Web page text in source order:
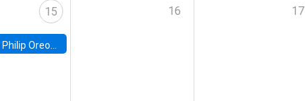
15
Philip Oreopolous, University of Toronto
16 17